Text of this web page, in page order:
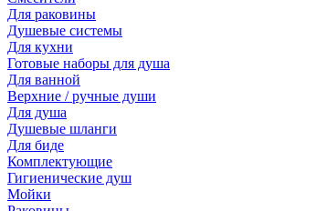
Для раковины
Душевые системы
Для кухни
Готовые наборы для душа
Для ванной
Верхние / ручные души
Для душа
Душевые шланги
Для биде
Комплектующие
Гигиенические душ
Мойки